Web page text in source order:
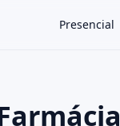
Presencial
×